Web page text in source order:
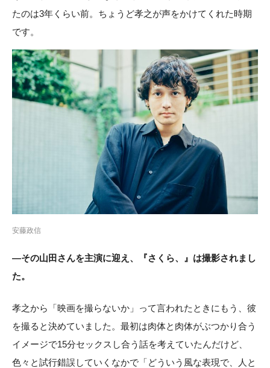
たのは3年くらい前。ちょうど孝之が声をかけてくれた時期
です。
安藤政信
―その山田さんを主演に迎え、『さくら、』は撮影されまし
た。
孝之から「映画を撮らないか」って言われたときにもう、彼
を撮ると決めていました。最初は肉体と肉体がぶつかり合う
イメージで15分セックスし合う話を考えていたんだけど、
色々と試行錯誤していくなかで「どういう風な表現で、人と